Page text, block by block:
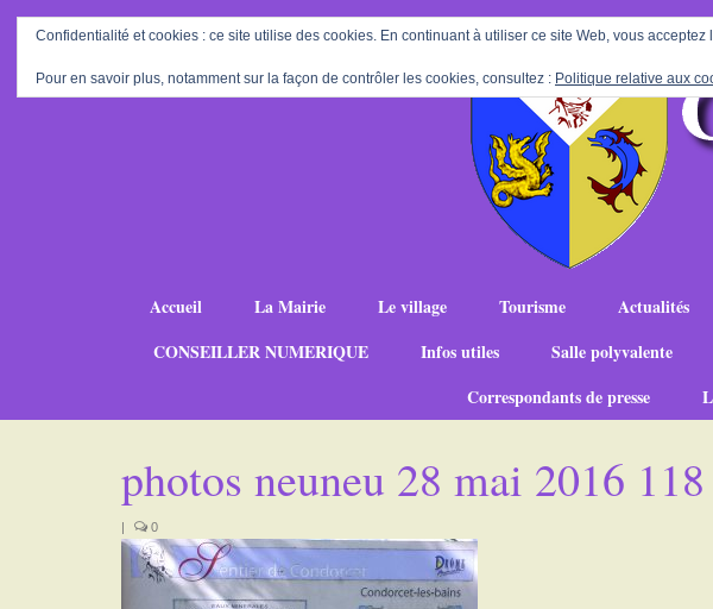
Accueil La Mairie Le village Tourisme Actualités
CONSEILLER NUMERIQUE
Infos utiles Salle polyvalente
Correspondants de presse
photos neuneu 28 mai 2016 118
| 0
Confidentialité et cookies : ce site utilise des cookies. En continuant à utiliser ce site Web, vous acceptez
Pour en savoir plus, notamment sur la façon de contrôler les cookies, consultez : Politique relative aux